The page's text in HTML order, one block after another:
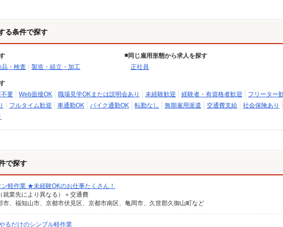
る条件で探す
・検査
製造・組立・加工
同じ雇用形態から求人を探す
正社員
不要 Web面接OK 職場見学OKまたは説明会あり 未経験歓迎 経験者・有資格者歓迎
フリーター
フルタイム歓迎 車通勤OK バイク通勤OK 転勤なし 無期雇用派遣 交通費支給
社会保険あり
で探す
軽作業 ★未経験OKのお仕事たくさん！
業先により異なる）＋交通費
市、福知山市、京都市伏見区、京都市南区、亀岡市、久世郡久御山町など
るだけのシンプル軽作業